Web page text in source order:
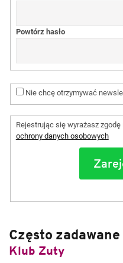
Powtórz hasło
Nie chcę otrzymywać
Rejestrując się wyrażasz zgodę
ochrony danych osobowych
Często
Klub Zuty